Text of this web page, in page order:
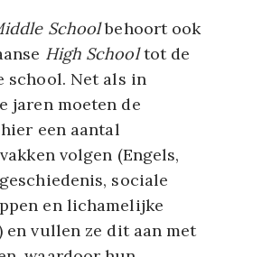
Schoolbehoort ook
High Schooltot de
school. Net als in
jaren moeten de
een aantal
volgen (Engels,
sociale
en lichamelijke
en vullen ze dit aan met